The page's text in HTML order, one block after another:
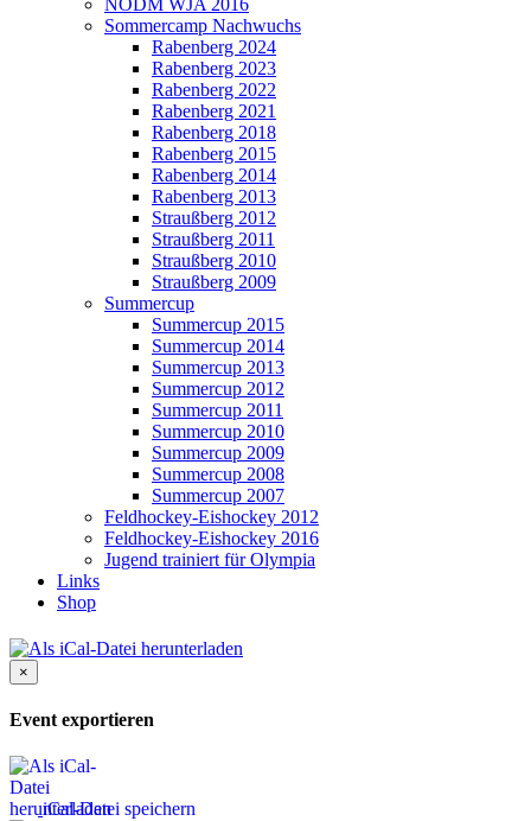
Sommercamp Nachwuchs
Rabenberg 2024
Rabenberg 2023
Rabenberg 2022
Rabenberg 2021
Rabenberg 2018
Rabenberg 2015
Rabenberg 2014
Rabenberg 2013
Straußberg 2012
Straußberg 2011
Straußberg 2010
Straußberg 2009
Summercup
Summercup 2015
Summercup 2014
Summercup 2013
Summercup 2012
Summercup 2011
Summercup 2010
Summercup 2009
Summercup 2008
Summercup 2007
Feldhockey-Eishockey 2012
Feldhockey-Eishockey 2016
Jugend trainiert für Olympia
Links
Shop
×
Event exportieren
iCal-Datei speichern